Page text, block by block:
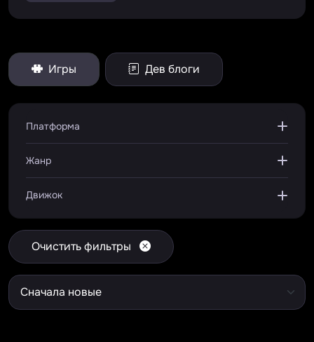
Игры Дев блоги
Платформа
Жанр
Движок
Очистить фильтры